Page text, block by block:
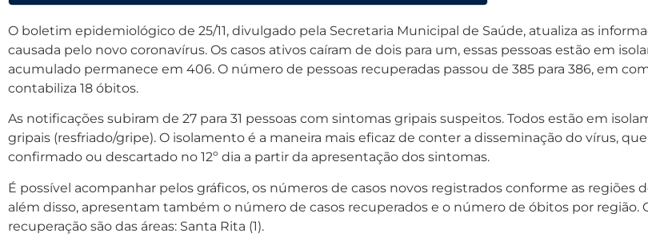
O boletim epidemiológico de 25/11, divulgado pela Secretaria Municipal de Saúde, atualiza as
causada pelo novo coronavírus. Os casos ativos caíram de dois para um, essas pessoas estão em
acumulado permanece em 406. O número de pessoas recuperadas passou de 385 para 386, em
contabiliza 18 óbitos.
As notificações subiram de 27 para 31 pessoas com sintomas gripais suspeitos. Todos estão em
gripais (resfriado/gripe). O isolamento é a maneira mais eficaz de conter a disseminação do vírus,
confirmado ou descartado no 12º dia a partir da apresentação dos sintomas.
É possível acompanhar pelos gráficos, os números de casos novos registrados conforme as regiões
além disso, apresentam também o número de casos recuperados e o número de óbitos por
recuperação são das áreas: Santa Rita (1).